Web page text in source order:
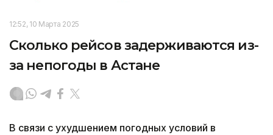
12:52, 10 Марта 2025
Сколько рейсов задерживаются из-
за непогоды в Астане
В связи с ухудшением погодных условий в